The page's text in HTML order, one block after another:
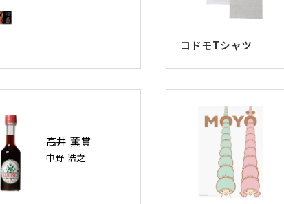
コドモTシャツ
高井 薫賞
中野 浩之